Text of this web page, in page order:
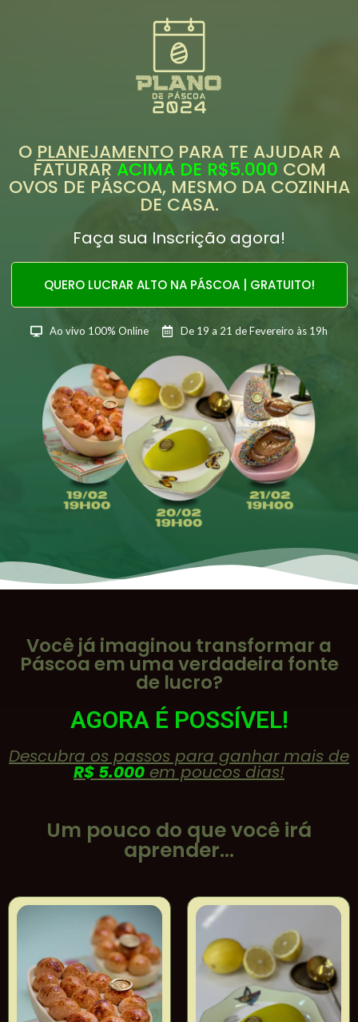
O PLANEJAMENTOPARA TE AJUDAR A
FATURARACIMA DE R$5.000 COM
OVOS DE PÁSCOA, MESMO DA COZINHA
DE CASA.
Faça sua Inscrição agora!
QUERO LUCRAR ALTO NA PÁSCOA | GRATUITO!
Ao vivo 100% Online De 19 a 21 de Fevereiro às 19h
Você já imaginou transformar a
Páscoa em uma verdadeira fonte
de lucro?
AGORA É POSSÍVEL!
Descubra os passos para ganhar mais de
R$ 5.000 em poucos dias!
Um pouco do que você irá
aprender...